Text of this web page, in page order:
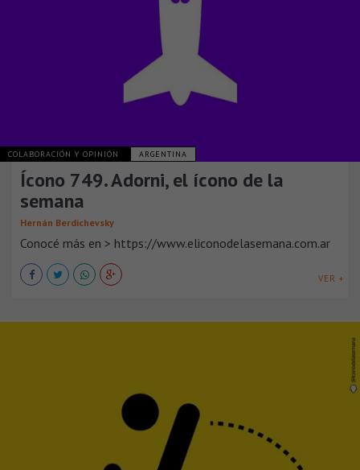
COLABORACIÓN Y OPINIÓN ARGENTINA
Ícono 749. Adorni, el ícono de la
semana
Hernán Berdichevsky
Conocé más en > https://www.eliconodelasemana.com.ar
VER +